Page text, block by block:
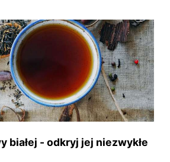
białej - odkryj jej niezwykłe